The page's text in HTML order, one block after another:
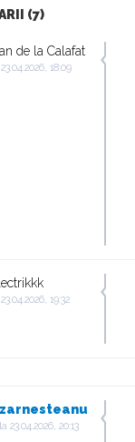
(7)
de la Calafat
23.04.2026, 18:09
23.04.2026, 19:32
zarnesteanu
la 23.04.2026, 20:13